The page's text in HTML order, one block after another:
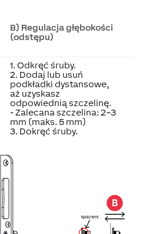
B) Regulacja głębokości
(odstępu)
1. Odkręć śruby.
2. Dodaj lub usuń
podkładki dystansowe,
aż uzyskasz
odpowiednią szczelinę.
- Zalecana szczelina: 2–3
mm (maks. 5 mm)
3. Dokręć śruby.